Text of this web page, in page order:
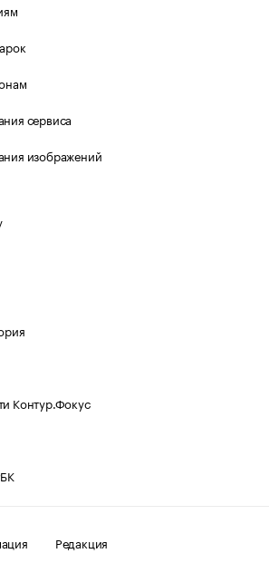
сервиса
изображений
Контур.Фокус
Редакция